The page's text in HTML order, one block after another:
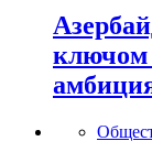
ключом